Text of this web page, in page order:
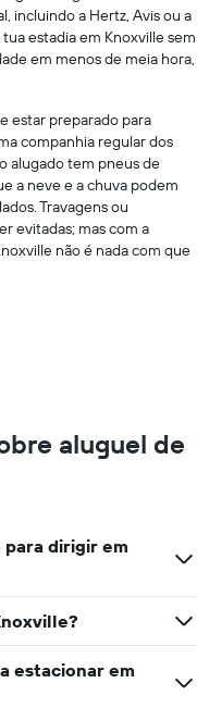
incluindo a Hertz, Avis ou a
estadia em Knoxville sem
em menos de meia hora,
estar preparado para
companhia regular dos
alugado tem pneus de
a neve e a chuva podem
Travagens ou
evitadas; mas com a
não é nada com que
aluguel de
dirigir em
estacionar em